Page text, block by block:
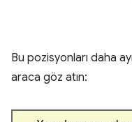
Bu pozisyonları daha
araca göz atın: